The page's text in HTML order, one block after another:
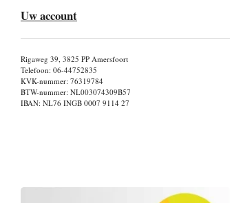
Uw account
Rigaweg 39, 3825 PP Amersfoort
Telefoon: 06-44752835
KVK-nummer: 76319784
BTW-nummer: NL003074309B57
IBAN: NL76 INGB 0007 9114 27